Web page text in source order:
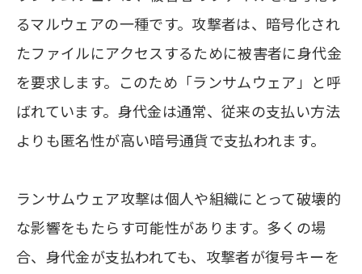
るマルウェアの一種です。攻撃者は、暗号化され
たファイルにアクセスするために被害者に身代金
を要求します。このため「ランサムウェア」と呼
ばれています。身代金は通常、従来の支払い方法
よりも匿名性が高い暗号通貨で支払われます。
ランサムウェア攻撃は個人や組織にとって破壊的
な影響をもたらす可能性があります。多くの場
合、身代金が支払われても、攻撃者が復号キーを